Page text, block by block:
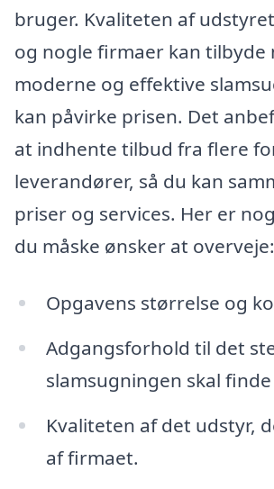
bruger. Kvaliteten af
og nogle firmaer kan tilbyde
moderne og effektive
kan påvirke prisen. Det
at indhente tilbud fra flere
leverandører, så du kan
priser og services. Her er
du måske ønsker at overveje:
Opgavens størrelse og
Adgangsforhold til det
slamsugningen skal
Kvaliteten af det udstyr,
af firmaet.